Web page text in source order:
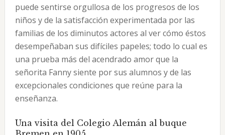
puede sentirse orgullosa de los progresos de los
niños y de la satisfacción experimentada por las
familias de los diminutos actores al ver cómo éstos
desempeñaban sus difíciles papeles; todo lo cual es
una prueba más del acendrado amor que la
señorita Fanny siente por sus alumnos y de las
excepcionales condiciones que reúne para la
enseñanza.
Una visita del Colegio Alemán al buque